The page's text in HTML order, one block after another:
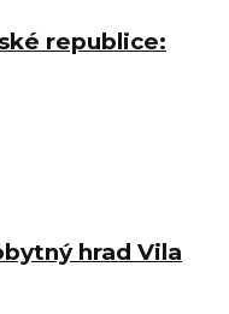
republice:
hrad Vila